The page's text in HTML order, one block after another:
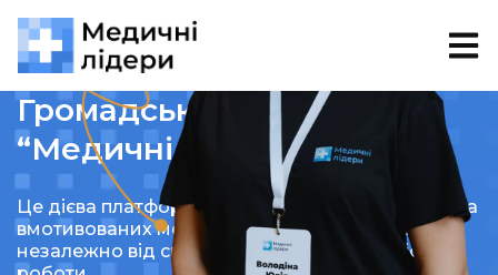
Громадська організація
“Медичні лідери”
Це дієва платформа для об’єднання активних та
вмотивованих медичних фахівців та фахівцинь,
незалежно від спеціалізації, посади чи місця